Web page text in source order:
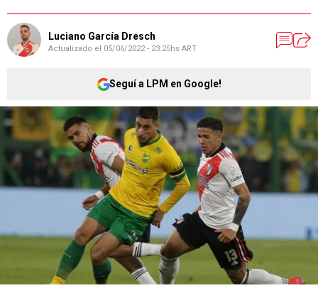
Luciano García Dresch
Actualizado el 05/06/2022 - 23:25hs ART
Seguí a LPM en Google!